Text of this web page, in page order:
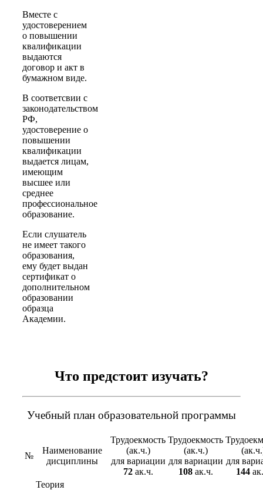
Вместе с
удостоверением
о повышении
квалификации
выдаются
договор и акт в
бумажном виде.
В соответсвии с
законодательством
РФ,
удостоверение о
повышении
квалификации
выдается лицам,
имеющим
высшее или
среднее
профессиональное
образование.
Если слушатель
не имеет такого
образования,
ему будет выдан
сертификат о
дополнительном
образовании
образца
Академии.
Что предстоит изучать?
Учебный план образовательной программы
№
Наименование
дисциплины
Трудоекмость
(ак.ч.)
для вариации
72ак.ч.
Трудоекмость
(ак.ч.)
для вариации
108ак.ч.
для
144
Теория